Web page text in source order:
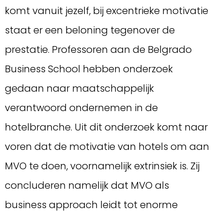
komt vanuit jezelf, bij excentrieke motivatie
staat er een beloning tegenover de
prestatie. Professoren aan de Belgrado
Business School hebben onderzoek
gedaan naar maatschappelijk
verantwoord ondernemen in de
hotelbranche. Uit dit onderzoek komt naar
voren dat de motivatie van hotels om aan
MVO te doen, voornamelijk extrinsiek is. Zij
concluderen namelijk dat MVO als
business approach leidt tot enorme